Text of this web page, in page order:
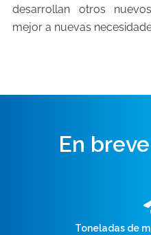
desarrollan otros
mejor a nuevas
En
Toneladas de